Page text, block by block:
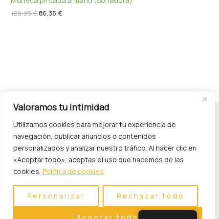
Valoramos tu intimidad
Utilizamos cookies para mejorar tu experiencia de
navegación, publicar anuncios o contenidos
personalizados y analizar nuestro tráfico. Al hacer clic en
«Aceptar todo», aceptas el uso que hacemos de las
cookies. Política de cookies
Personalizar Rechazar todo
120,95€86,35 €
Política de Privacidad